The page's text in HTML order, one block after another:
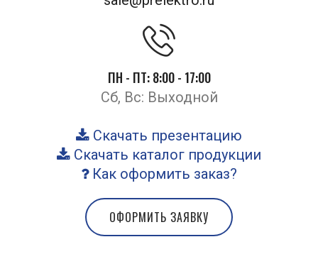
ПН - ПТ: 8:00 - 17:00
Сб, Вс: Выходной
Скачать презентацию
Скачать каталог продукции
Как оформить заказ?
ОФОРМИТЬ ЗАЯВКУ